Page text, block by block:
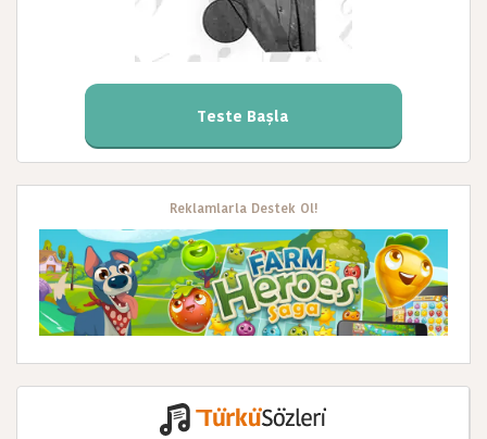
Teste Başla
Reklamlarla Destek Ol!